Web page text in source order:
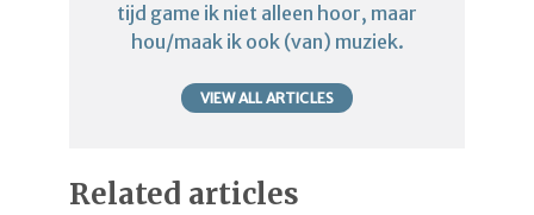
tijd game ik niet alleen hoor, maar
hou/maak ik ook (van) muziek.
VIEW ALL ARTICLES
Related articles